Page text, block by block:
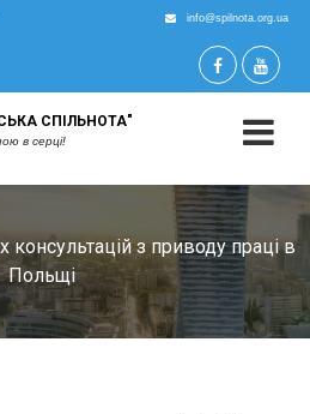
info@spilnota.org.ua
СПІЛЬНОТА"
в серці!
з приводу праці в
Польщі